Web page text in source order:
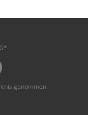
genommen.